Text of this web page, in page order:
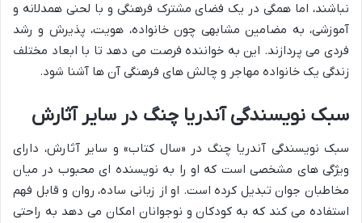
نباشند، اما همگی در یک فضای مشترک فرهنگی و با لحنی همدلانه و
آموزشی، به مضامین مشابهی چون خانواده، هویت، پذیرش و رشد
فردی می پردازند. این به خواننده فرصت می دهد تا با ابعاد مختلف
زندگی یک خانواده مهاجر و چالش های فرهنگی آن ها آشنا شود.
سبک نویسندگی آندریا چنگ در سایر آثارش
سبک نویسندگی آندریا چنگ در «سال کتاب» و سایر آثارش، دارای
ویژگی های مشخصی است که او را به نویسنده ای محبوب در میان
مخاطبان جوان تبدیل کرده است. او از زبانی ساده، روان و قابل فهم
استفاده می کند که به کودکان و نوجوانان امکان می دهد به راحتی